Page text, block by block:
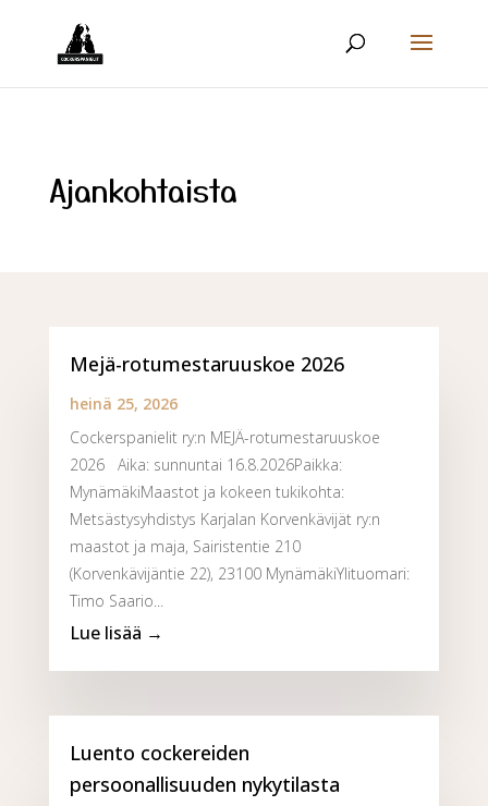
Ajankohtaista
Mejä-rotumestaruuskoe 2026
heinä 25, 2026
Cockerspanielit ry:n MEJÄ-rotumestaruuskoe
2026 Aika: sunnuntai 16.8.2026Paikka:
MynämäkiMaastot ja kokeen tukikohta:
Metsästysyhdistys Karjalan Korvenkävijät ry:n
maastot ja maja, Sairistentie 210
(Korvenkävijäntie 22), 23100 MynämäkiYlituomari:
Timo Saario...
Luento cockereiden
persoonallisuuden nykytilasta